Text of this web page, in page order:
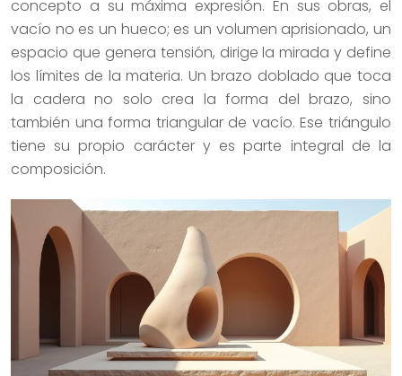
concepto a su máxima expresión. En sus obras, el
vacío no es un hueco; es un volumen aprisionado, un
espacio que genera tensión, dirige la mirada y define
los límites de la materia. Un brazo doblado que toca
la cadera no solo crea la forma del brazo, sino
también una forma triangular de vacío. Ese triángulo
tiene su propio carácter y es parte integral de la
composición.